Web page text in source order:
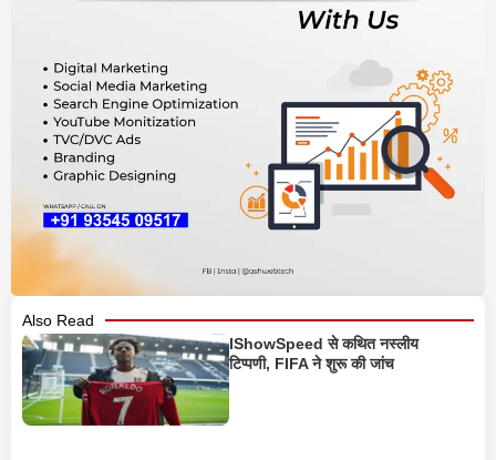
Also Read
IShowSpeed से कथित नस्लीय
टिप्पणी, FIFA ने शुरू की जांच